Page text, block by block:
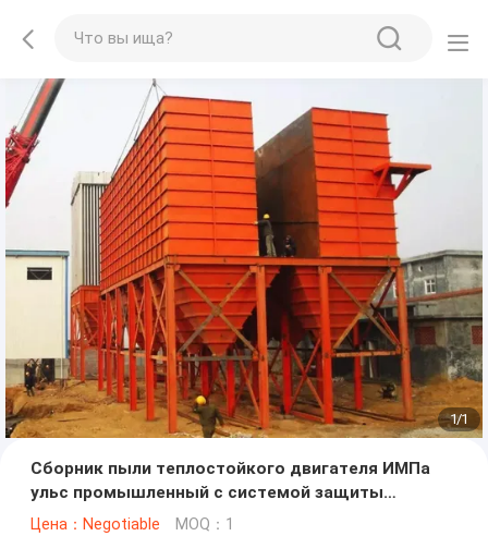
1/1
Сборник пыли теплостойкого двигателя ИМПа
ульс промышленный с системой защиты
цедильного мешка
Цена：Negotiable MOQ：1